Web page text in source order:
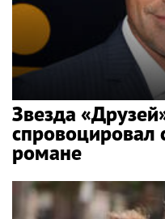
Звезда
спровоцировал
романе